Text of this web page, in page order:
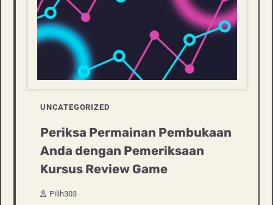
UNCATEGORIZED
Periksa Permainan Pembukaan
Anda dengan Pemeriksaan
Kursus Review Game
Pilih303